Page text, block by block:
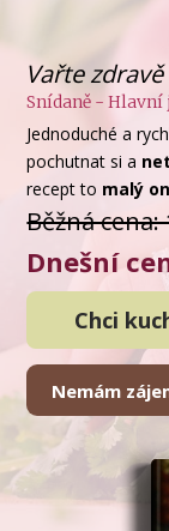
Vařte
Snídaně -
Jednoduché a
pochutnat si a
recept to malý
Běžná cena:
Dnešní
Chci
Nemám